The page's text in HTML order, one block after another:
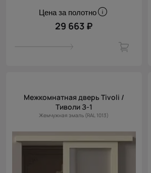
Цена за полотно
29 663 ₽
Межкомнатная дверь Tivoli /
Тиволи З-1
Жемчужная эмаль (RAL 1013)